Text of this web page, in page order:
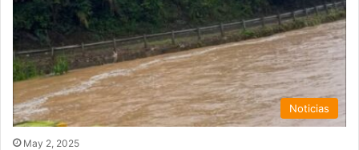
Noticias
May 2, 2025